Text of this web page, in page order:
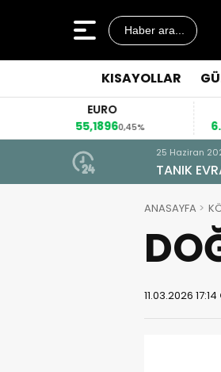
Haber ara...
KISAYOLLAR
EURO
55,18960,45%
25 Haziran
TANIK
ANASAYFA
11.03.2026 17:14